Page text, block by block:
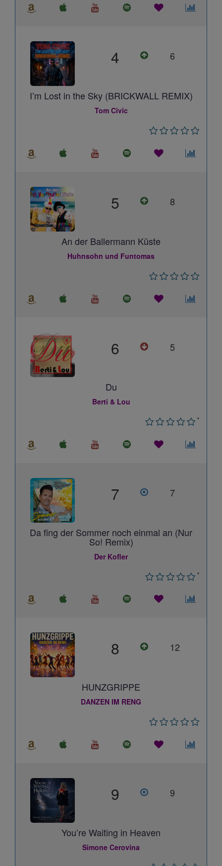
4 6
I’m Lost in the Sky (BRICKWALL REMIX)
Tom Civic
5 8
An der Ballermann Küste
Huhnsohn und Funtomas
6 5
Du
Berti & Lou
*
7 7
Da fing der Sommer noch einmal an (Nur
So! Remix)
Der Kofler
*
8 12
HUNZGRIPPE
DANZEN IM RENG
9 9
You’re Waiting in Heaven
Simone Cerovina